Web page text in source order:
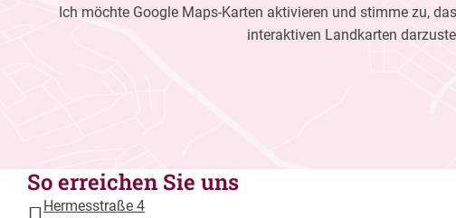
Ich möchte Google Maps-Karten aktivieren und stimme zu,
interaktiven Landkarten
So erreichen Sie uns
Hermesstraße 4